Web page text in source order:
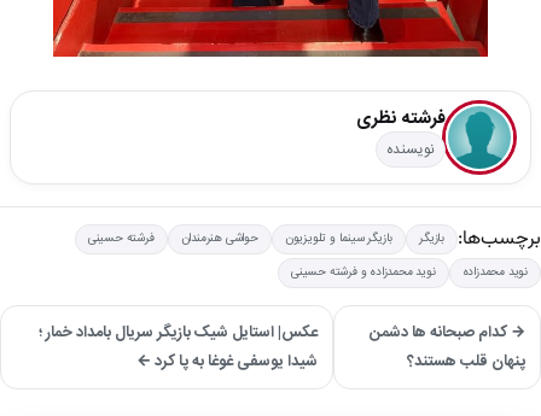
فرشته نظری
نویسنده
برچسب‌ها: بازیگر بازیگر سینما و تلویزیون حواشی هنرمندان
فرشته حسینی
نوید محمدزاده
نوید محمدزاده و فرشته حسینی
→ کدام صبحانه ها دشمن
پنهان قلب هستند؟
عکس| استایل شیک بازیگر سریال بامداد خمار ؛
شیدا یوسفی غوغا به پا کرد ←